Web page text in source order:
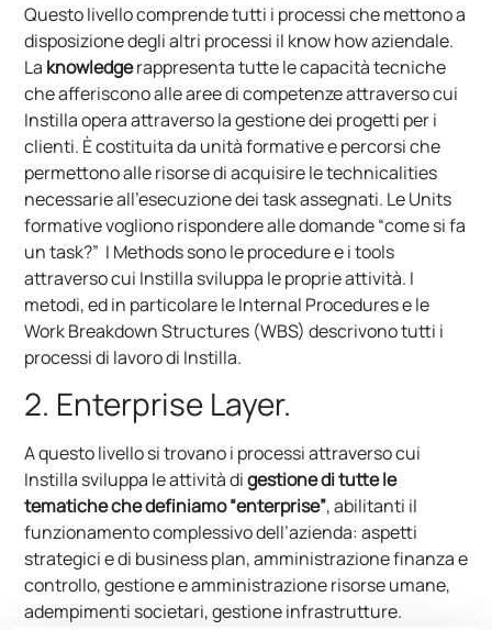
Questo livello comprende tutti i processi che mettono a
disposizione degli altri processi il know how aziendale.
La knowledgerappresenta tutte le capacità tecniche
che afferiscono alle aree di competenze attraverso cui
Instilla opera attraverso la gestione dei progetti per i
clienti. È costituita da unità formative e percorsi che
permettono alle risorse di acquisire le technicalities
necessarie all’esecuzione dei task assegnati. Le Units
formative vogliono rispondere alle domande “come si fa
un task?” I Methods sono le procedure e i tools
attraverso cui Instilla sviluppa le proprie attività. I
metodi, ed in particolare le Internal Procedures e le
Work Breakdown Structures (WBS) descrivono tutti i
processi di lavoro di Instilla.
2. Enterprise Layer.
A questo livello si trovano i processi attraverso cui
Instilla sviluppa le attività digestione di tutte le
tematiche che definiamo “enterprise”, abilitanti il
funzionamento complessivo dell’azienda: aspetti
strategici e di business plan, amministrazione finanza e
controllo, gestione e amministrazione risorse umane,
adempimenti societari, gestione infrastrutture.